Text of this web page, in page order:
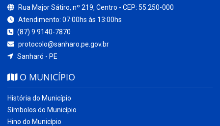
Rua Major Sátiro, nº 219, Centro - CEP: 55.250-000
Atendimento: 07:00hs às 13:00hs
(87) 9 9140-7870
protocolo@sanharo.pe.gov.br
Sanharó - PE
O MUNICÍPIO
História do Município
Símbolos do Município
Hino do Município